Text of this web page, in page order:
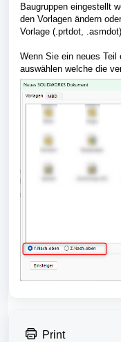
Baugruppen eingestellt
den Vorlagen ändern
Vorlage (.prtdot, .asmdot)
Wenn Sie ein neues
auswählen welche die
Print